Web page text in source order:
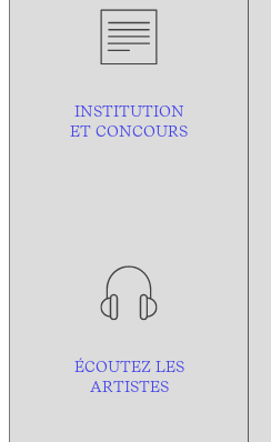
INSTITUTION
ET CONCOURS
ÉCOUTEZ LES
ARTISTES